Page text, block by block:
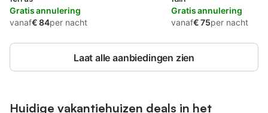
Gratis annulering
vanaf€ 84per nacht
Gratis annulering
vanaf€ 75per nacht
Laat alle aanbiedingen zien
Huidige vakantiehuizen deals in het